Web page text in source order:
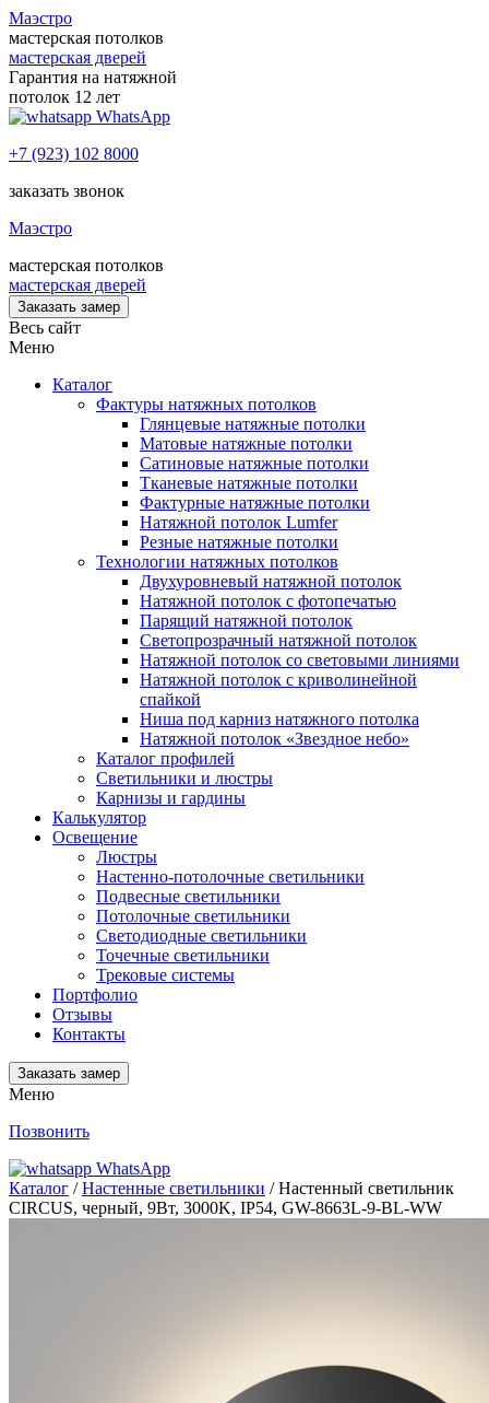
Маэстро
мастерская потолков
мастерская дверей
Гарантия на натяжной
потолок 12 лет
WhatsApp
+7 (923) 102 8000
заказать звонок
Маэстро
мастерская потолков
мастерская дверей
Заказать замер
Весь сайт
Меню
Каталог
Фактуры натяжных потолков
Глянцевые натяжные потолки
Матовые натяжные потолки
Сатиновые натяжные потолки
Тканевые натяжные потолки
Фактурные натяжные потолки
Натяжной потолок Lumfer
Резные натяжные потолки
Технологии натяжных потолков
Двухуровневый натяжной потолок
Натяжной потолок с фотопечатью
Парящий натяжной потолок
Светопрозрачный натяжной потолок
Натяжной потолок со световыми линиями
Натяжной потолок с криволинейной
спайкой
Ниша под карниз натяжного потолка
Натяжной потолок «Звездное небо»
Каталог профилей
Светильники и люстры
Карнизы и гардины
Калькулятор
Освещение
Люстры
Настенно-потолочные светильники
Подвесные светильники
Потолочные светильники
Светодиодные светильники
Точечные светильники
Трековые системы
Портфолио
Отзывы
Контакты
Заказать замер
Меню
Позвонить
WhatsApp
Каталог /Настенные светильники / Настенный светильник
CIRCUS, черный, 9Вт, 3000K, IP54, GW-8663L-9-BL-WW